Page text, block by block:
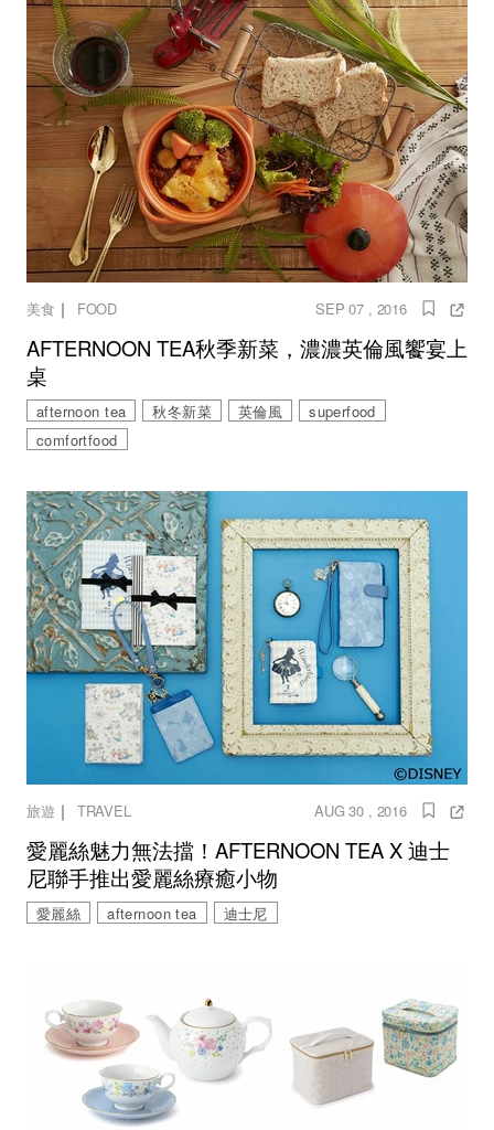
美食 ｜ FOOD SEP 07 , 2016
AFTERNOON TEA秋季新菜，濃濃英倫風饗宴上
桌
afternoon tea 秋冬新菜 英倫風
superfood
comfortfood
旅遊 ｜ TRAVEL AUG 30 , 2016
愛麗絲魅力無法擋！AFTERNOON TEA X 迪士
尼聯手推出愛麗絲療癒小物
愛麗絲 afternoon tea 迪士尼